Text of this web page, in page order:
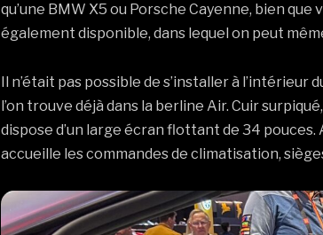
qu’une BMW X5 ou Porsche Cayenne, bien
également disponible, dans lequel on peut
Il n’était pas possible de s’installer à
l’on trouve déjà dans la berline Air. Cuir
dispose d’un large écran flottant de 34
accueille les commandes de climatisation,